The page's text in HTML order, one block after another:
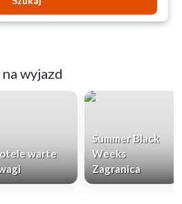
wyjazd
warte
Summer Black
Weeks
Zagranica